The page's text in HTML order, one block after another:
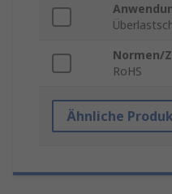
Normen/
RoHS
Ähnliche